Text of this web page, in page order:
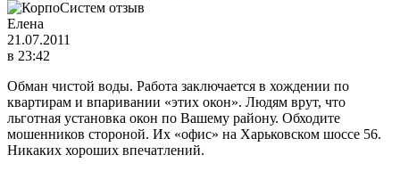
Елена
21.07.2011
в 23:42
Обман чистой воды. Работа заключается в хождении по
квартирам и впаривании «этих окон». Людям врут, что
льготная установка окон по Вашему району. Обходите
мошенников стороной. Их «офис» на Харьковском шоссе 56.
Никаких хороших впечатлений.